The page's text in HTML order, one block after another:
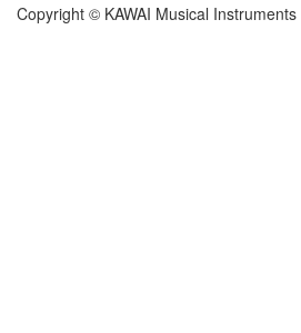
Copyright © KAWAI Musical